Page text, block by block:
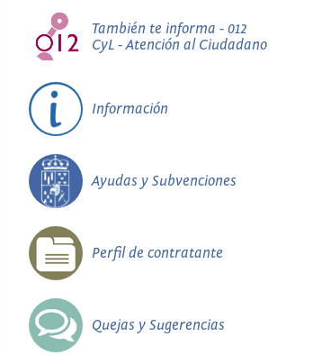
También te informa - 012
CyL - Atención al Ciudadano
Información
Ayudas y Subvenciones
Perfil de contratante
Quejas y Sugerencias